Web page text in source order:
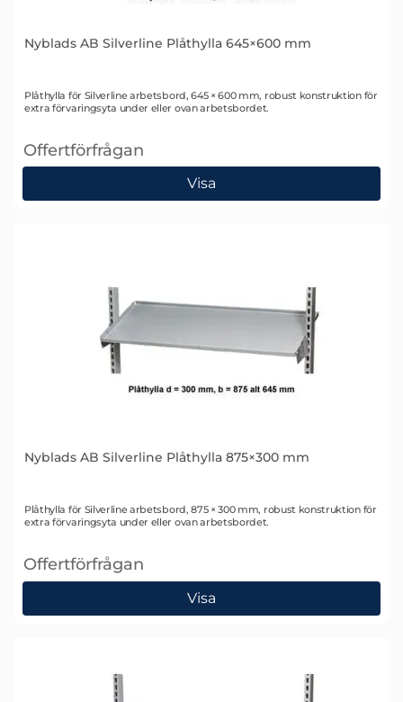
Nyblads AB Silverline Plåthylla 645×600 mm
Art. nr 1568
Plåthylla för Silverline arbetsbord, 645 × 600 mm, robust konstruktion för
extra förvaringsyta under eller ovan arbetsbordet.
Offertförfrågan
, Nyblads AB Silverline Plåthylla 645×600 mm
Visa
Nyblads AB Silverline Plåthylla 875×300 mm
Art. nr 1567
Plåthylla för Silverline arbetsbord, 875 × 300 mm, robust konstruktion för
extra förvaringsyta under eller ovan arbetsbordet.
Offertförfrågan
, Nyblads AB Silverline Plåthylla 875×300 mm
Visa